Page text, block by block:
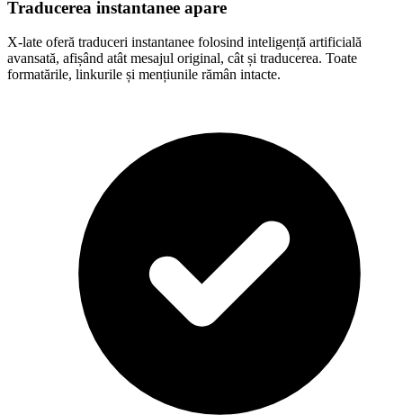
Traducerea instantanee apare
X-late oferă traduceri instantanee folosind inteligență artificială
avansată, afișând atât mesajul original, cât și traducerea. Toate
formatările, linkurile și mențiunile rămân intacte.